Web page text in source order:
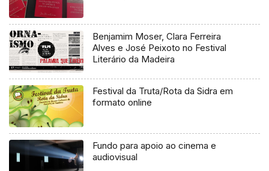
Benjamim Moser, Clara Ferreira
Alves e José Peixoto no Festival
Literário da Madeira
Festival da Truta/Rota da Sidra em
formato online
Fundo para apoio ao cinema e
audiovisual